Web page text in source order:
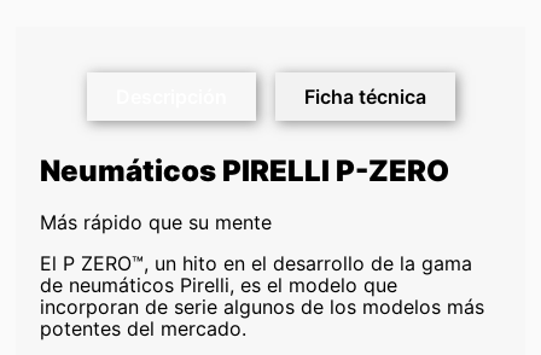
Ficha técnica
Neumáticos PIRELLI P-ZERO
Más rápido que su mente
El P ZERO™, un hito en el desarrollo de la gama
de neumáticos Pirelli, es el modelo que
incorporan de serie algunos de los modelos más
potentes del mercado.